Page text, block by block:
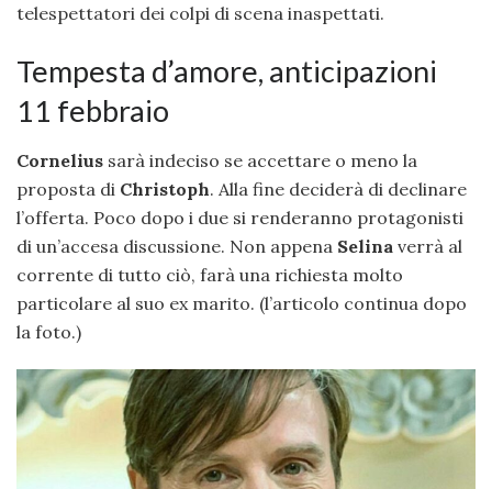
telespettatori dei colpi di scena inaspettati.
Tempesta d’amore, anticipazioni
11 febbraio
Cornelius sarà indeciso se accettare o meno la
proposta di Christoph. Alla fine deciderà di declinare
l’offerta. Poco dopo i due si renderanno protagonisti
di un’accesa discussione. Non appena Selina verrà al
corrente di tutto ciò, farà una richiesta molto
particolare al suo ex marito. (l’articolo continua dopo
la foto.)